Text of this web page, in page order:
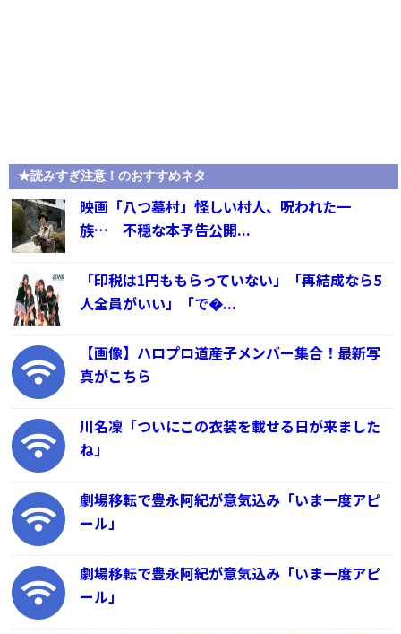
★読みすぎ注意！のおすすめネタ
映画「八つ墓村」怪しい村人、呪われた一
族… 不穏な本予告公開...
「印税は1円ももらっていない」「再結成なら5
人全員がいい」「で�...
【画像】ハロプロ道産子メンバー集合！最新写
真がこちら
川名凜「ついにこの衣装を載せる日が来ました
ね」
劇場移転で豊永阿紀が意気込み「いま一度アピ
ール」
劇場移転で豊永阿紀が意気込み「いま一度アピ
ール」